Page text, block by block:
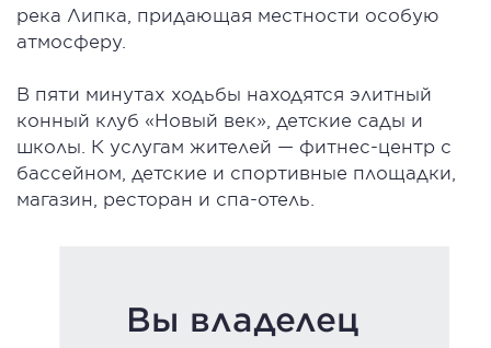
река Липка, придающая местности особую
атмосферу.
В пяти минутах ходьбы находятся элитный
конный клуб «Новый век», детские сады и
школы. К услугам жителей — фитнес-центр с
бассейном, детские и спортивные площадки,
магазин, ресторан и спа-отель.
Вы владелец